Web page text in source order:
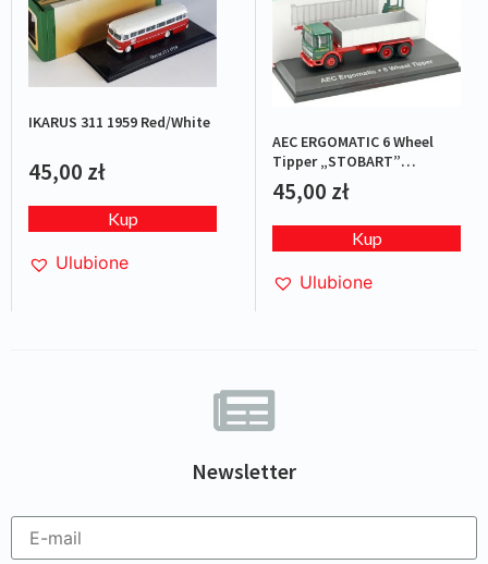
Newsletter
IKARUS 311 1959 Red/White
45,00 zł
Kup
Ulubione
AEC ERGOMATIC 6 Wheel
Tipper „STOBART”
Green/Red
45,00 zł
Kup
Ulubione